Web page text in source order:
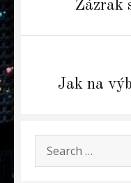
Zázrak
Jak na
Search
for: